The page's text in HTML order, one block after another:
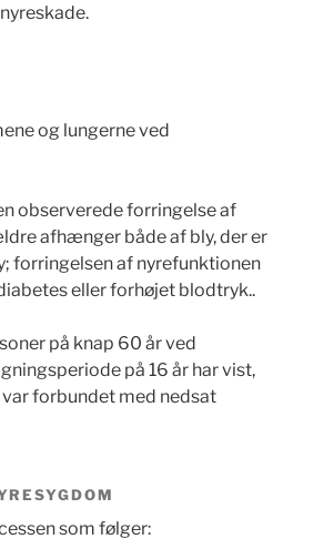
og lungerne ved
observerede forringelse af
afhænger både af bly, der er
forringelsen af nyrefunktionen
eller forhøjet blodtryk..
på knap 60 år ved
på 16 år har vist,
forbundet med nedsat
som følger: